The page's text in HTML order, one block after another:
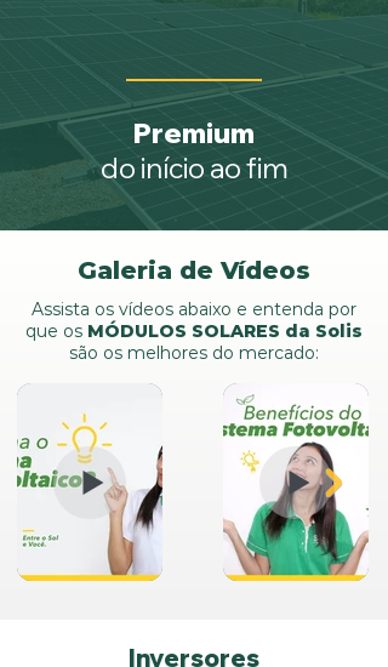
Premium
do início ao fim
Galeria de Vídeos
Assista os vídeos abaixo e entenda por
que os MÓDULOS SOLARES da Solis
são os melhores do mercado:
Inversores